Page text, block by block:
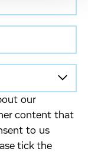
our
content that
to us
tick the